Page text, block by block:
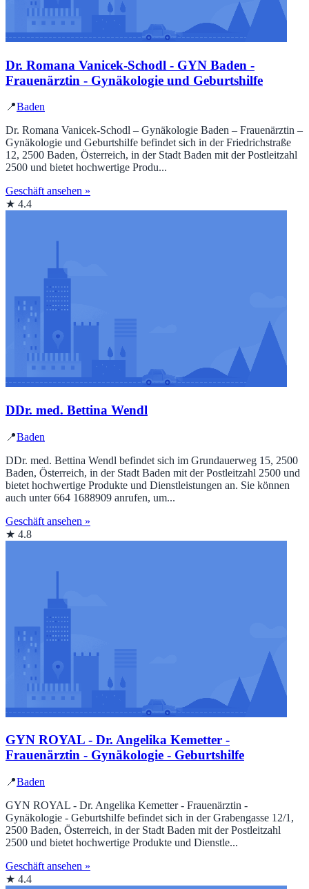
Dr. Romana Vanicek-Schodl - GYN Baden -
Frauenärztin - Gynäkologie und Geburtshilfe
📍Baden
Dr. Romana Vanicek-Schodl – Gynäkologie Baden – Frauenärztin –
Gynäkologie und Geburtshilfe befindet sich in der Friedrichstraße
12, 2500 Baden, Österreich, in der Stadt Baden mit der Postleitzahl
2500 und bietet hochwertige Produ...
Geschäft ansehen »
★ 4.4
DDr. med. Bettina Wendl
📍Baden
DDr. med. Bettina Wendl befindet sich im Grundauerweg 15, 2500
Baden, Österreich, in der Stadt Baden mit der Postleitzahl 2500 und
bietet hochwertige Produkte und Dienstleistungen an. Sie können
auch unter 664 1688909 anrufen, um...
Geschäft ansehen »
★ 4.8
GYN ROYAL - Dr. Angelika Kemetter -
Frauenärztin - Gynäkologie - Geburtshilfe
📍Baden
GYN ROYAL - Dr. Angelika Kemetter - Frauenärztin -
Gynäkologie - Geburtshilfe befindet sich in der Grabengasse 12/1,
2500 Baden, Österreich, in der Stadt Baden mit der Postleitzahl
2500 und bietet hochwertige Produkte und Dienstle...
Geschäft ansehen »
★ 4.4